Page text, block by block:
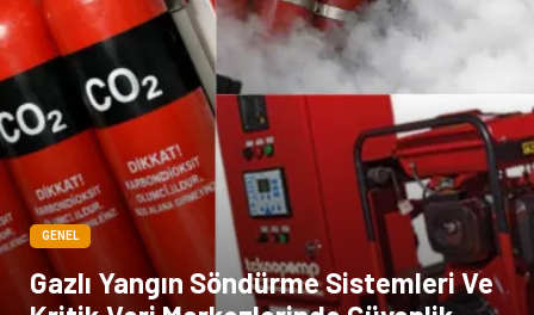
GENEL
Gazlı Yangın Söndürme Sistemleri Ve